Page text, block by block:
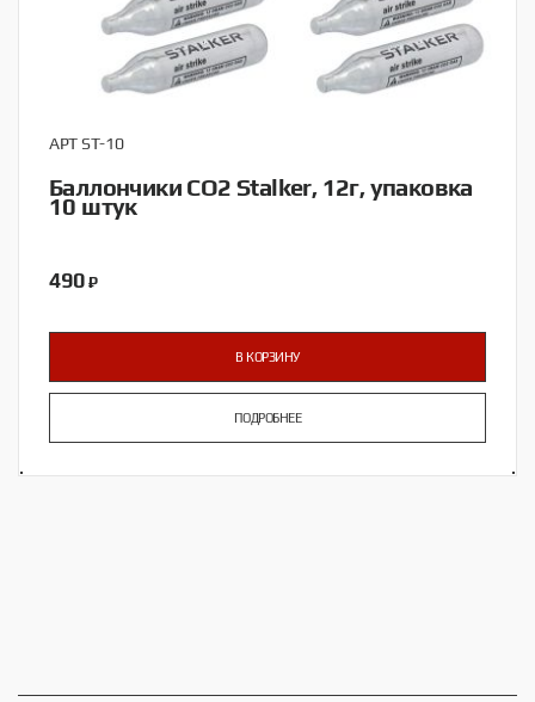
АРТ ST-10
Баллончики CO2 Stalker, 12г, упаковка
10 штук
490 ₽
В КОРЗИНУ
ПОДРОБНЕЕ